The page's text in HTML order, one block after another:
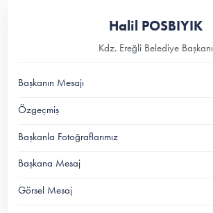
Halil POSBIYIK
Kdz. Ereğli Belediye Başkanı
Başkanın Mesajı
Özgeçmiş
Başkanla Fotoğraflarımız
Başkana Mesaj
Görsel Mesaj